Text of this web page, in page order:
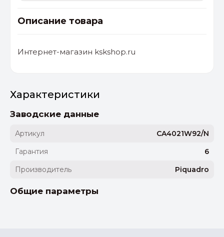
Описание товара
Интернет-магазин kskshop.ru
Характеристики
Заводские данные
Артикул
CA4021W92/N
Гарантия
6
Производитель
Piquadro
Общие параметры